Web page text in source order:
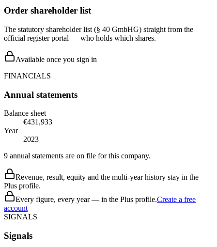
Order shareholder list
The statutory shareholder list (§ 40 GmbHG) straight from the
official register portal — who holds which shares.
Available once you sign in
FINANCIALS
Annual statements
Balance sheet
€431,933
Year
2023
9 annual statements are on file for this company.
Revenue, result, equity and the multi-year history stay in the
Plus profile.
Every figure, every year — in the Plus profile.Create a free
account
SIGNALS
Signals